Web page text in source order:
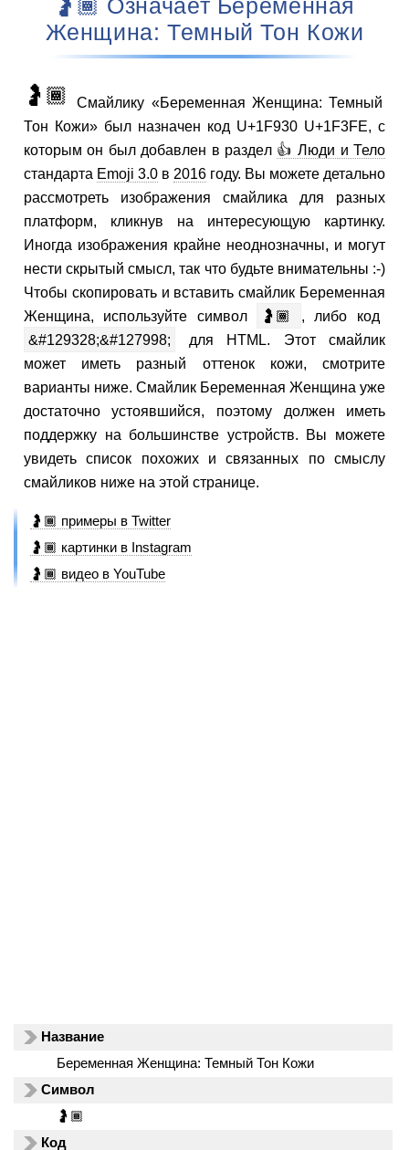
🤰🏾 Означает Беременная
Женщина: Темный Тон Кожи
🤰🏾
Смайлику «Беременная Женщина: Темный
Тон Кожи» был назначен код U+1F930 U+1F3FE, с
которым он был добавлен в раздел 👍 Люди и Тело
стандарта Emoji 3.0в 2016 году. Вы можете детально
рассмотреть изображения смайлика для разных
платформ, кликнув на интересующую картинку.
Иногда изображения крайне неоднозначны, и могут
нести скрытый смысл, так что будьте внимательны :-)
Чтобы скопировать и вставить смайлик Беременная
Женщина, используйте символ
🤰🏾
, либо код
&#129328;&#127998;
для HTML. Этот смайлик
может иметь разный оттенок кожи, смотрите
варианты ниже. Смайлик Беременная Женщина уже
достаточно устоявшийся, поэтому должен иметь
поддержку на большинстве устройств. Вы можете
увидеть список похожих и связанных по смыслу
смайликов ниже на этой странице.
🤰🏾 примеры в Twitter
🤰🏾 картинки в Instagram
🤰🏾 видео в YouTube
Название
Беременная Женщина: Темный Тон Кожи
Символ
🤰🏾
Код